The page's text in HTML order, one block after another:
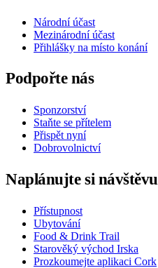
Národní účast
Mezinárodní účast
Přihlášky na místo konání
Podpořte nás
Sponzorství
Staňte se přítelem
Přispět nyní
Dobrovolnictví
Naplánujte si návštěvu
Přístupnost
Ubytování
Food & Drink Trail
Starověký východ Irska
Prozkoumejte aplikaci Cork